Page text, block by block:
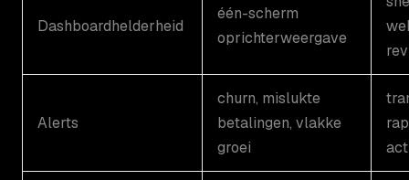
Dashboardhelderheid
één-scherm
oprichterweergave
Alerts
churn, mislukte
betalingen, vlakke
groei